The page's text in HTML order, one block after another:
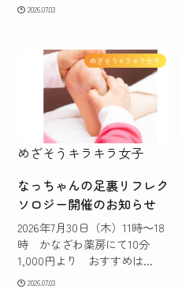
2026.07.03
めざそうキラキラ女子
めざそうキラキラ女子
なっちゃんの足裏リフレク
ソロジー開催のお知らせ
2026年7月30日（木）11時～18
時 かなざわ薬房にて10分
1,000円より おすすめは...
2026.07.03